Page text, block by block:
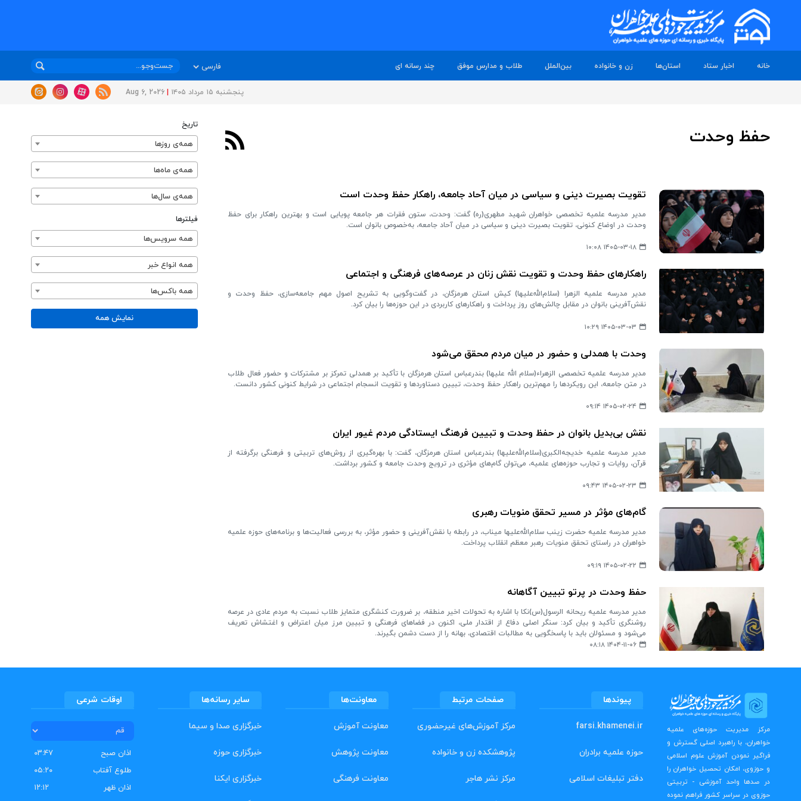
خانه اخبار ستاد استان‌ها زن و خانواده بین‌الملل طلاب و مدارس موفق چند رسانه ای
پنجشنبه ۱۵ مرداد ۱۴۰۵ Aug 6, 2026
حفظ وحدت
تقویت بصیرت دینی و سیاسی در میان آحاد جامعه، راهکار حفظ وحدت است
مدیر مدرسه علمیه تخصصی خواهران شهید مطهری(ره) گفت: وحدت، ستون فقرات هر جامعه‌ پویایی است و بهترین راهکار برای حفظ
وحدت در اوضاع کنونی، تقویت بصیرت دینی و سیاسی در میان آحاد جامعه، به‌خصوص بانوان است.
۱۴۰۵-۰۳-۱۸ ۱۰:۰۸
راهکارهای حفظ وحدت و تقویت نقش زنان در عرصه‌های فرهنگی و اجتماعی
مدیر مدرسه علمیه الزهرا (سلام‌الله‌علیها) کیش استان هرمزگان، در گفت‌وگویی به تشریح اصول مهم جامعه‌سازی، حفظ وحدت و
نقش‌آفرینی بانوان در مقابل چالش‌های روز پرداخت و راهکارهای کاربردی در این حوزه‌ها را بیان کرد.
۱۴۰۵-۰۳-۰۳ ۱۰:۲۹
وحدت با همدلی و حضور در میان مردم محقق می‌شود
مدیر مدرسه علمیه تخصصی الزهراء(سلام الله علیها) بندرعباس استان هرمزگان با تأکید بر همدلی تمرکز بر مشترکات و حضور فعال طلاب
در متن جامعه، این رویکردها را مهم‌ترین راهکار حفظ وحدت، تبیین دستاوردها و تقویت انسجام اجتماعی در شرایط کنونی کشور دانست.
۱۴۰۵-۰۲-۲۴ ۰۹:۱۴
نقش بی‌بدیل بانوان در حفظ وحدت و تبیین فرهنگ ایستادگی مردم غیور ایران
مدیر مدرسه علمیه خدیجه‌الکبری(‌سلام‌الله‌علیها) بندرعباس استان هرمزگان، گفت: با بهره‌گیری از روش‌های تربیتی و فرهنگی برگرفته از
قرآن، روایات و تجارب حوزه‌های علمیه، می‌توان گام‌های مؤثری در ترویج وحدت جامعه و کشور برداشت.
۱۴۰۵-۰۲-۲۳ ۰۹:۴۳
گام‌های مؤثر در مسیر تحقق منویات رهبری
مدیر مدرسه علمیه حضرت زینب سلام‌الله‌علیها میناب، در رابطه با نقش‌آفرینی و حضور مؤثر، به بررسی فعالیت‌ها و برنامه‌های حوزه علمیه
خواهران در راستای تحقق منویات رهبر معظم انقلاب پرداخت.
۱۴۰۵-۰۲-۲۲ ۰۹:۱۹
حفظ وحدت در پرتو تبیین آگاهانه
مدیر مدرسه علمیه ریحانه الرسول(س)نکا با اشاره به تحولات اخیر منطقه، بر ضرورت کنشگری متمایز طلاب نسبت به مردم عادی در عرصه
روشنگری تأکید و بیان کرد: سنگر اصلی دفاع از اقتدار ملی، اکنون در فضاهای فرهنگی و تبیین مرز میان اعتراض و اغتشاش تعریف
می‌شود و مسئولان باید با پاسخگویی به مطالبات اقتصادی، بهانه را از دست دشمن بگیرند.
۱۴۰۴-۱۱-۰۶ ۰۸:۱۸
تاریخ
همه‌ی روزها
همه‌ی ماه‌ها
همه‌ی سال‌ها
فیلترها
همه سرویس‌ها
همه انواع خبر
همه باکس‌ها
نمایش همه
مرکز مدیریت حوزه‌های علمیه
خواهران، با راهبرد اصلی گسترش و
فراگیر نمودن آموزش علوم اسلامی
و حوزوی، امکان تحصیل خواهران را
در صدها واحد آموزشی - تربیتی
حوزوی در سراسر کشور فراهم نموده
پیوندها
farsi.khamenei.ir
حوزه علمیه برادران
دفتر تبلیغات اسلامی
صفحات مرتبط
مرکز آموزش‌های غیرحضوری
پژوهشکده زن و خانواده
مرکز نشر هاجر
معاونت‌ها
معاونت آموزش
معاونت پژوهش
معاونت فرهنگی
سایر رسانه‌ها
خبرگزاری صدا و سیما
خبرگزاری حوزه
خبرگزاری ایکنا
اوقات شرعی
اذان صبح
۰۳:۴۷
طلوع آفتاب
۰۵:۲۰
اذان ظهر
۱۲:۱۲